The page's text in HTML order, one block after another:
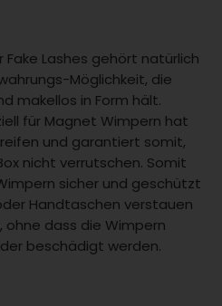
Fake Lashes gehört natürlich
Möglichkeit, die
makellos in Form hält.
für Magnet Wimpern hat
und garantiert somit,
nicht verrutschen. Somit
sicher und geschützt
Handtaschen verstauen
dass die Wimpern
beschädigt werden.